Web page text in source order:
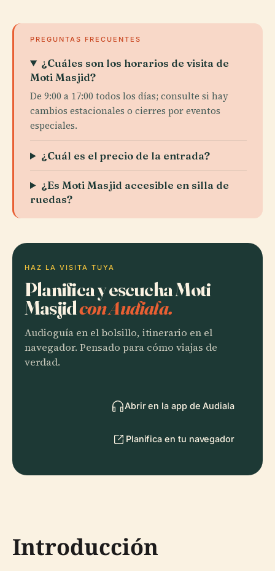
PREGUNTAS FRECUENTES
¿Cuáles son los horarios de visita de
Moti Masjid?
De 9:00 a 17:00 todos los días; consulte si hay
cambios estacionales o cierres por eventos
especiales.
¿Cuál es el precio de la entrada?
¿Es Moti Masjid accesible en silla de
ruedas?
HAZ LA VISITA TUYA
Planifica y escucha Moti
Masjidcon Audiala.
Audioguía en el bolsillo, itinerario en el
navegador. Pensado para cómo viajas de
verdad.
Abrir en la app de Audiala
Planifica en tu navegador
Introducción